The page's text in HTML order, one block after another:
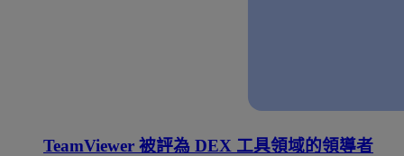
TeamViewer 被評為 DEX 工具領域的領導者